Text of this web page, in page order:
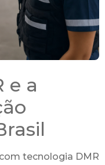
e a
tecnologia DMR